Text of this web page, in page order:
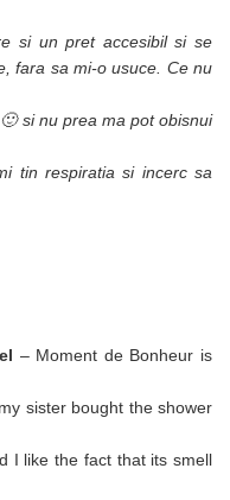
si un pret accesibil si se
fara sa mi-o usuce. Ce nu
si nu prea ma pot obisnui
tin respiratia si incerc sa
– Moment de Bonheur is
sister bought the shower
I like the fact that its smell